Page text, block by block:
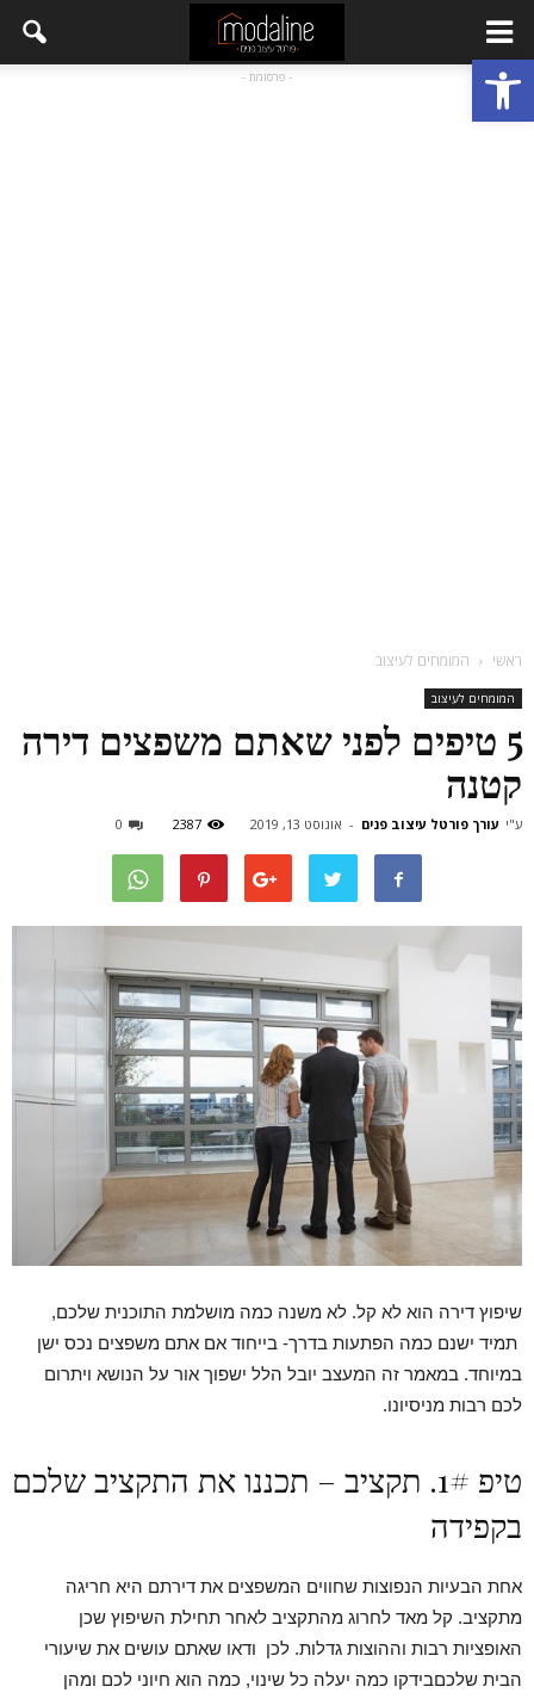
פתח סרגל נגישות - פרסומת -
ראשי המומחים לעיצוב
המומחים לעיצוב
5 טיפים לפני שאתם משפצים דירה
קטנה
ע"י עורך פורטל עיצוב פנים - אוגוסט 13, 2019 2387
0
שיפוץ דירה הוא לא קל. לא משנה כמה מושלמת התוכנית שלכם,
תמיד ישנם כמה הפתעות בדרך- בייחוד אם אתם משפצים נכס ישן
במיוחד. במאמר זה המעצב יובל הלל ישפוך אור על הנושא ויתרום
לכם רבות מניסיונו.
טיפ 1#. תקציב – תכננו את התקציב שלכם
בקפידה
אחת הבעיות הנפוצות שחווים המשפצים את דירתם היא חריגה
מתקציב. קל מאד לחרוג מהתקציב לאחר תחילת השיפוץ שכן
האופציות רבות וההוצות גדלות. לכן ודאו שאתם עושים את שיעורי
הבית שלכםבידקו כמה יעלה כל שינוי, כמה הוא חיוני לכם ומהן